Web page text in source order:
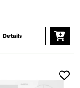
Details